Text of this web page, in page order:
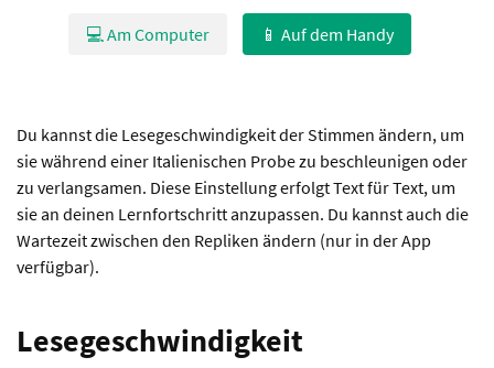
💻 Am Computer 📱 Auf dem Handy
Du kannst die Lesegeschwindigkeit der Stimmen ändern, um
sie während einer Italienischen Probe zu beschleunigen oder
zu verlangsamen. Diese Einstellung erfolgt Text für Text, um
sie an deinen Lernfortschritt anzupassen. Du kannst auch die
Wartezeit zwischen den Repliken ändern (nur in der App
verfügbar).
Lesegeschwindigkeit